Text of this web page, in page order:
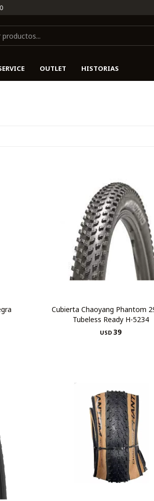
OUTLET HISTORIAS
Cubierta Chaoyang Phantom
Tubeless Ready H-5234
USD 39